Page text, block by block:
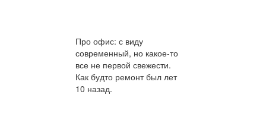
Про офис: с виду
современный, но какое-то
все не первой свежести.
Как будто ремонт был лет
10 назад.